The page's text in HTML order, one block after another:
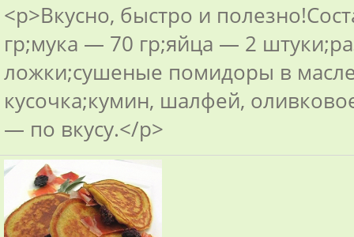
<p>Вкусно, быстро и
гр;мука — 70 гр;яйца — 2
ложки;сушеные помидоры в
кусочка;кумин, шалфей,
— по вкусу.</p>